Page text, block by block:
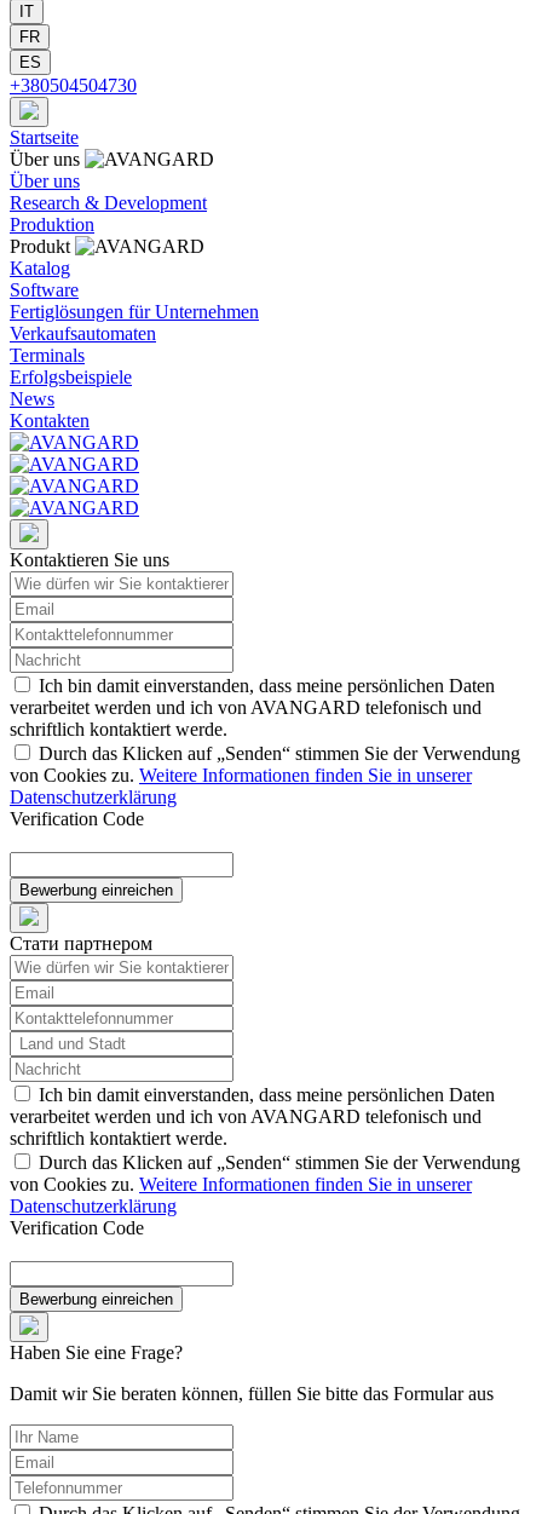
IT
FR
ES
+380504504730
Startseite
Über uns
Über uns
Research & Development
Produktion
Produkt
Katalog
Software
Fertiglösungen für Unternehmen
Verkaufsautomaten
Terminals
Erfolgsbeispiele
News
Kontakten
Kontaktieren Sie uns
Ich bin damit einverstanden, dass meine persönlichen Daten
verarbeitet werden und ich von AVANGARD telefonisch und
schriftlich kontaktiert werde.
Durch das Klicken auf „Senden“ stimmen Sie der Verwendung
von Cookies zu. Weitere Informationen finden Sie in unserer
Datenschutzerklärung
Verification Code
Bewerbung einreichen
Стати партнером
Ich bin damit einverstanden, dass meine persönlichen Daten
verarbeitet werden und ich von AVANGARD telefonisch und
schriftlich kontaktiert werde.
Durch das Klicken auf „Senden“ stimmen Sie der Verwendung
von Cookies zu. Weitere Informationen finden Sie in unserer
Datenschutzerklärung
Verification Code
Bewerbung einreichen
Haben Sie eine Frage?
Damit wir Sie beraten können, füllen Sie bitte das Formular aus